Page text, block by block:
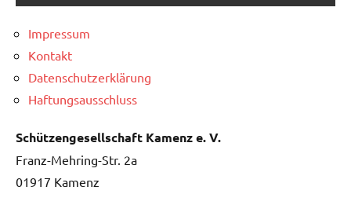
Impressum
Kontakt
Datenschutzerklärung
Haftungsausschluss
Schützengesellschaft Kamenz e. V.
Franz-Mehring-Str. 2a
01917 Kamenz